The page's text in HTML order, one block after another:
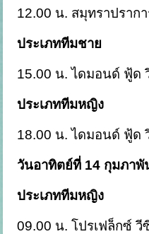
12.00 น. สมุทราปราก
ประเภททีมชาย
15.00 น. ไดมอนด์ ฟู้ด
ประเภททีมหญิง
18.00 น. ไดมอนด์ ฟู้ด
วันอาทิตย์ที่ 14 กุมภาพั
ประเภททีมหญิง
09.00 น. โปรเฟล็กซ์